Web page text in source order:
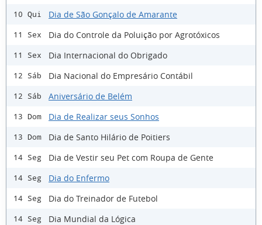
10 Qui Dia de São Gonçalo de Amarante
11 Sex Dia do Controle da Poluição por Agrotóxicos
11 Sex Dia Internacional do Obrigado
12 Sáb Dia Nacional do Empresário Contábil
12 Sáb Aniversário de Belém
13 Dom Dia de Realizar seus Sonhos
13 Dom Dia de Santo Hilário de Poitiers
14 Seg Dia de Vestir seu Pet com Roupa de Gente
14 Seg Dia do Enfermo
14 Seg Dia do Treinador de Futebol
14 Seg Dia Mundial da Lógica